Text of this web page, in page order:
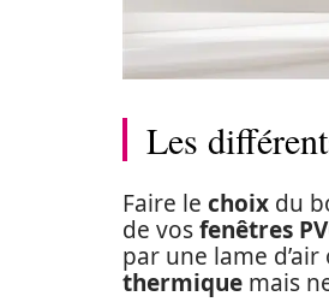
Les
Faire le choix du
de vosfenêtres
par une lame
thermique mais